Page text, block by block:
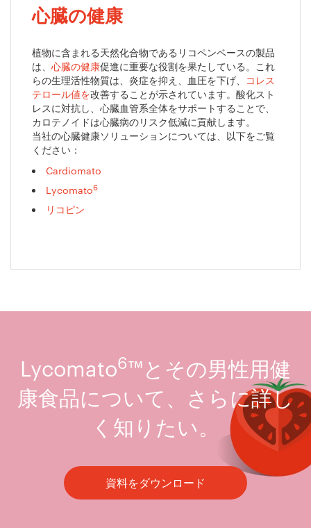
心臓の健康
植物に含まれる天然化合物であるリコペンベースの製品
は、 心臓の健康促進に重要な役割を果たしている。これ
らの生理活性物質は、炎症を抑え、血圧を下げ、 コレス
テロール値を改善することが示されています。酸化スト
レスに対抗し、心臓血管系全体をサポートすることで、
カロテノイドは心臓病のリスク低減に貢献します。
当社の心臓健康ソリューションについては、以下をご覧
ください：
Cardiomato
Lycomato6
リコピン
Lycomato6™とその男性用健
康食品について、さらに詳し
く知りたい。
資料をダウンロード